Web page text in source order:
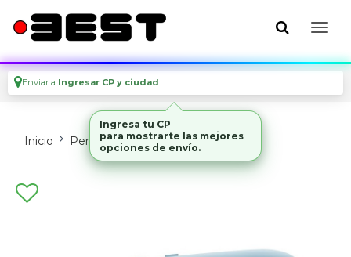
Enviar a Ingresar CP y ciudad
Inicio Perifericos Mouses Y Pads
Ingresa tu CP
para mostrarte las mejores
opciones de envío.